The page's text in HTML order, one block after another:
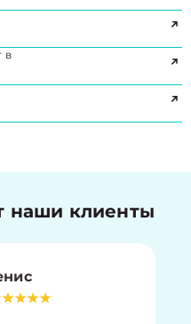
в
наши клиенты